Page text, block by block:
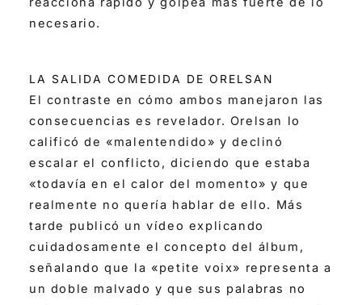
necesario.
LA SALIDA COMEDIDA DE ORELSAN
El contraste en cómo ambos manejaron las
consecuencias es revelador. Orelsan lo
calificó de «malentendido» y declinó
escalar el conflicto, diciendo que estaba
«todavía en el calor del momento» y que
realmente no quería hablar de ello. Más
tarde publicó un vídeo explicando
cuidadosamente el concepto del álbum,
señalando que la «petite voix» representa a
un doble malvado y que sus palabras no